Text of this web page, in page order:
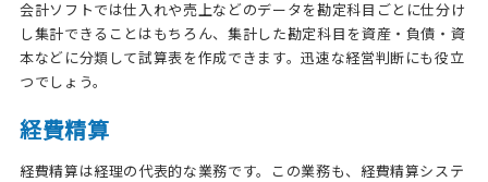
会計ソフトでは仕入れや売上などのデータを勘定科目ごとに仕分け
し集計できることはもちろん、集計した勘定科目を資産・負債・資
本などに分類して試算表を作成できます。迅速な経営判断にも役立
つでしょう。
経費精算
経費精算は経理の代表的な業務です。この業務も、経費精算システ